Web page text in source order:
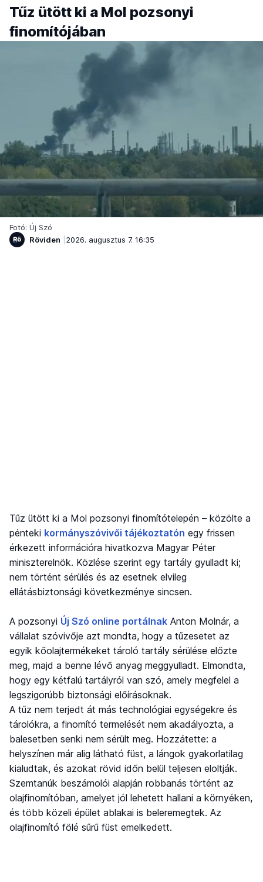
Tűz ütött ki a Mol pozsonyi
finomítójában
Fotó: Új Szó
Röviden
2026. augusztus 7. 16:35
Tűz ütött ki a Mol pozsonyi finomítótelepén – közölte a
pénteki kormányszóvivői tájékoztatón egy frissen
érkezett információra hivatkozva Magyar Péter
miniszterelnök. Közlése szerint egy tartály gyulladt ki;
nem történt sérülés és az esetnek elvileg
ellátásbiztonsági következménye sincsen.
A pozsonyi Új Szó online portálnak Anton Molnár, a
vállalat szóvivője azt mondta, hogy a tűzesetet az
egyik kőolajtermékeket tároló tartály sérülése előzte
meg, majd a benne lévő anyag meggyulladt. Elmondta,
hogy egy kétfalú tartályról van szó, amely megfelel a
legszigorúbb biztonsági előírásoknak.
A tűz nem terjedt át más technológiai egységekre és
tárolókra, a finomító termelését nem akadályozta, a
balesetben senki nem sérült meg. Hozzátette: a
helyszínen már alig látható füst, a lángok gyakorlatilag
kialudtak, és azokat rövid időn belül teljesen eloltják.
Szemtanúk beszámolói alapján robbanás történt az
olajfinomítóban, amelyet jól lehetett hallani a környéken,
és több közeli épület ablakai is beleremegtek. Az
olajfinomító fölé sűrű füst emelkedett.